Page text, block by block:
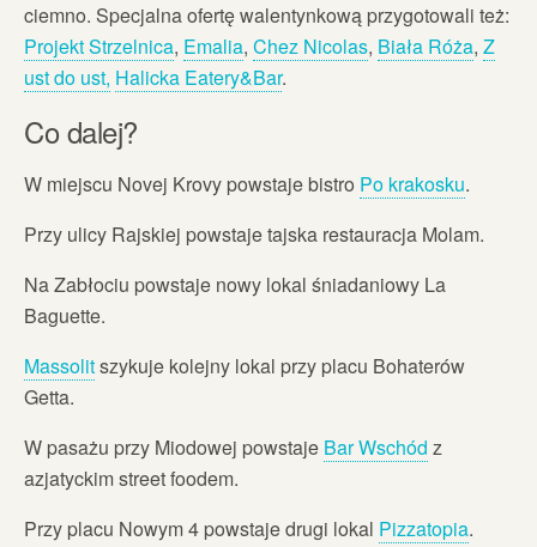
ciemno. Specjalna ofertę walentynkową przygotowali też:
Projekt Strzelnica, Emalia, Chez Nicolas, Biała Róża, Z
ust do ust, Halicka Eatery&Bar.
Co dalej?
W miejscu Novej Krovy powstaje bistro Po krakosku.
Przy ulicy Rajskiej powstaje tajska restauracja Molam.
Na Zabłociu powstaje nowy lokal śniadaniowy La
Baguette.
Massolitszykuje kolejny lokal przy placu Bohaterów
Getta.
W pasażu przy Miodowej powstaje Bar Wschód z
azjatyckim street foodem.
Przy placu Nowym 4 powstaje drugi lokal Pizzatopia.